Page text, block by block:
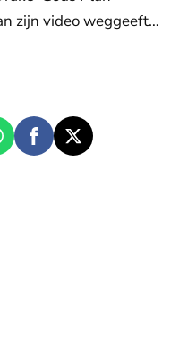
zijn video weggeeft…
vereist jouw